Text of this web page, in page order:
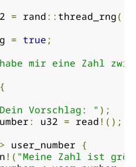
= rand:: thread_rng().
= true ;
mir eine Zahl
{
Vorschlag: " );
: u32 = read!();
> user_number {
!( "Meine Zahl ist